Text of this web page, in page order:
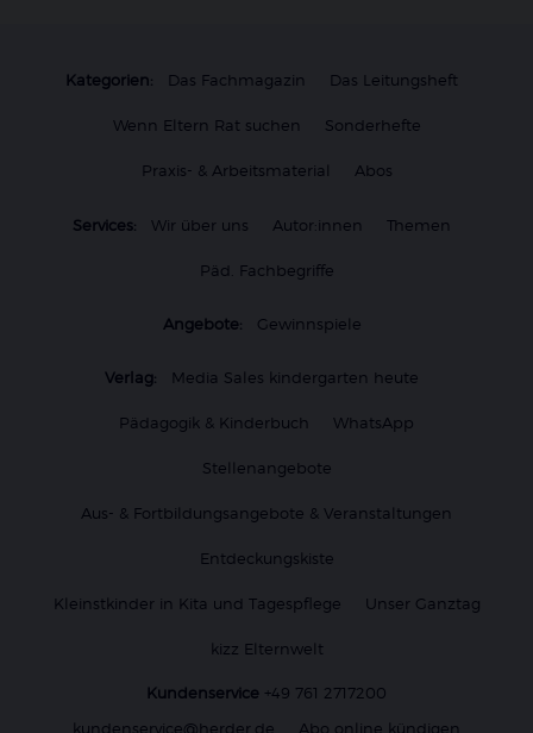
Kategorien: Das Fachmagazin Das Leitungsheft
Wenn Eltern Rat suchen Sonderhefte
Praxis- & Arbeitsmaterial Abos
Services: Wir über uns Autor:innen Themen
Päd. Fachbegriffe
Angebote: Gewinnspiele
Verlag: Media Sales kindergarten heute
Pädagogik & Kinderbuch WhatsApp
Stellenangebote
Aus- & Fortbildungsangebote & Veranstaltungen
Entdeckungskiste
Kleinstkinder in Kita und Tagespflege Unser Ganztag
kizz Elternwelt
Kundenservice +49 761 2717200
kundenservice@herder.de
Abo online kündigen